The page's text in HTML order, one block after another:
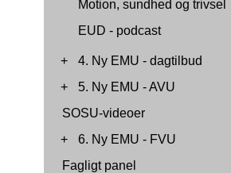
Motion, sundhed og trivsel
EUD - podcast
+
4. Ny EMU - dagtilbud
+
5. Ny EMU - AVU
SOSU-videoer
+
6. Ny EMU - FVU
Fagligt panel